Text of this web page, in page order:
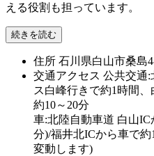
える役割も担っています。
続きを読む
住所 石川県白山市桑島
交通アクセス 公共交通:
ス白峰行きで約1時間
約10～20分
車:北陸自動車道 白山IC
分)/福井北ICから車で
変動します)